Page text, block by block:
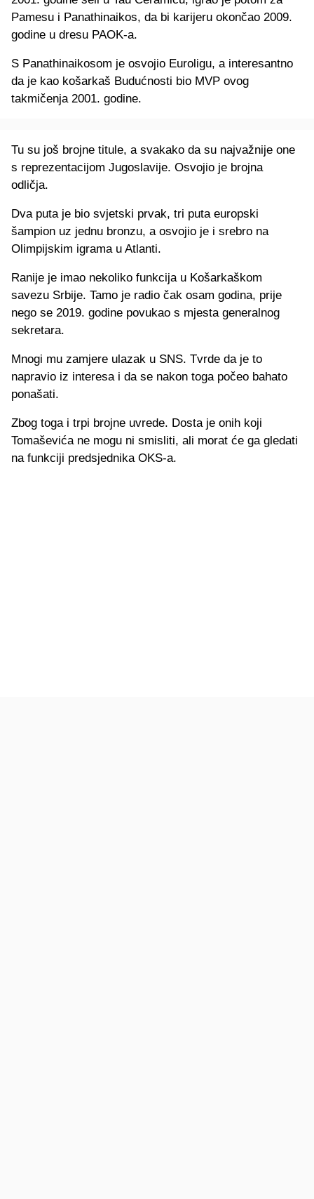
Pamesu i Panathinaikos, da bi karijeru okončao 2009.
godine u dresu PAOK-a.
S Panathinaikosom je osvojio Euroligu, a interesantno
da je kao košarkaš Budućnosti bio MVP ovog
takmičenja 2001. godine.
Tu su još brojne titule, a svakako da su najvažnije one
s reprezentacijom Jugoslavije. Osvojio je brojna
odličja.
Dva puta je bio svjetski prvak, tri puta europski
šampion uz jednu bronzu, a osvojio je i srebro na
Olimpijskim igrama u Atlanti.
Ranije je imao nekoliko funkcija u Košarkaškom
savezu Srbije. Tamo je radio čak osam godina, prije
nego se 2019. godine povukao s mjesta generalnog
sekretara.
Mnogi mu zamjere ulazak u SNS. Tvrde da je to
napravio iz interesa i da se nakon toga počeo bahato
ponašati.
Zbog toga i trpi brojne uvrede. Dosta je onih koji
Tomaševića ne mogu ni smisliti, ali morat će ga gledati
na funkciji predsjednika OKS-a.